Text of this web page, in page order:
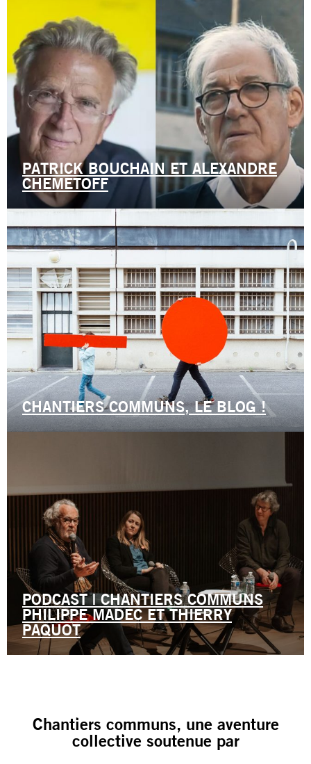
PATRICK BOUCHAIN ET ALEXANDRE
CHEMETOFF
CHANTIERS COMMUNS, LE BLOG !
PODCAST | CHANTIERS COMMUNS
PHILIPPE MADEC ET THIERRY
PAQUOT
Chantiers communs, une aventure
collective soutenue par